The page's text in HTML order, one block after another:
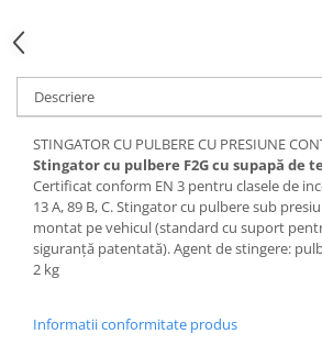
Descriere
STINGATOR CU PULBERE CU PRESIUNE
Stingatorcu pulbere F2G cu supapă de
Certificat conform EN 3 pentru clasele de
13 A, 89 B, C. Stingator cu pulbere sub
montat pe vehicul (standard cu suport
siguranță patentată). Agent de stingere:
2 kg
Informatii conformitate produs